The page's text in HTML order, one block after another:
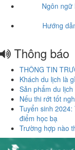
Ngôn ngữ
Hướng
Thông báo
THÔNG TIN
Khách du lịch là
Sản phẩm du
Nếu thi rớt tốt
Tuyển sinh
điểm học bạ
Trường hợp nào